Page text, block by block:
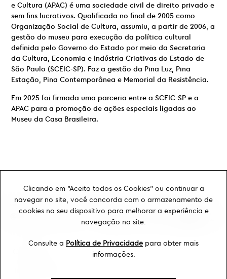
e Cultura (APAC) é uma sociedade civil de direito privado e
sem fins lucrativos. Qualificada no final de 2005 como
Organização Social de Cultura, assumiu, a partir de 2006, a
gestão do museu para execução da política cultural
definida pelo Governo do Estado por meio da Secretaria
da Cultura, Economia e Indústria Criativas do Estado de
São Paulo (SCEIC-SP). Faz a gestão da Pina Luz, Pina
Estação, Pina Contemporânea e Memorial da Resistência.
Em 2025 foi firmada uma parceria entre a SCEIC-SP e a
APAC para a promoção de ações especiais ligadas ao
Museu da Casa Brasileira.
Clicando em "Aceito todos os Cookies" ou continuar a
navegar no site, você concorda com o armazenamento de
cookies no seu dispositivo para melhorar a experiência e
navegação no site.
Consulte a Política de Privacidade para obter mais
informações.